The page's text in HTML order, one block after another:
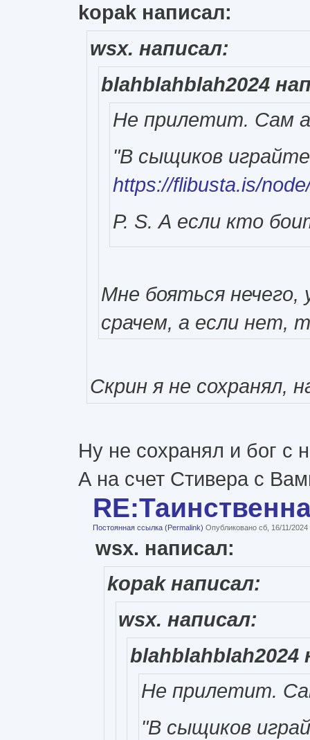
kopak написал:
wsx. написал:
blahblahblah2024
Не прилетит. Сам
"В сыщиков
https://flibusta.is/
P. S. А если кто
Мне бояться
срачем, а если нет,
Скрин я не сохранял,
Ну не сохранял и бог с
А на счет Стивера с
Постоянная ссылка (Permalink) Опубликовано сб, 16/11/
wsx. написал:
kopak написал:
wsx. написал:
blahblahblah2024
Не прилетит.
"В сыщиков